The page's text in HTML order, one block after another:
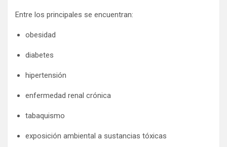
Entre los principales se encuentran:
obesidad
diabetes
hipertensión
enfermedad renal crónica
tabaquismo
exposición ambiental a sustancias tóxicas